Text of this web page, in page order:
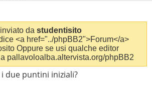
da studentisito
<a href="../phpBB2">Forum</a>
Oppure se usi qualche editor
pallavoloalba.altervista.org/phpBB2
due puntini iniziali?